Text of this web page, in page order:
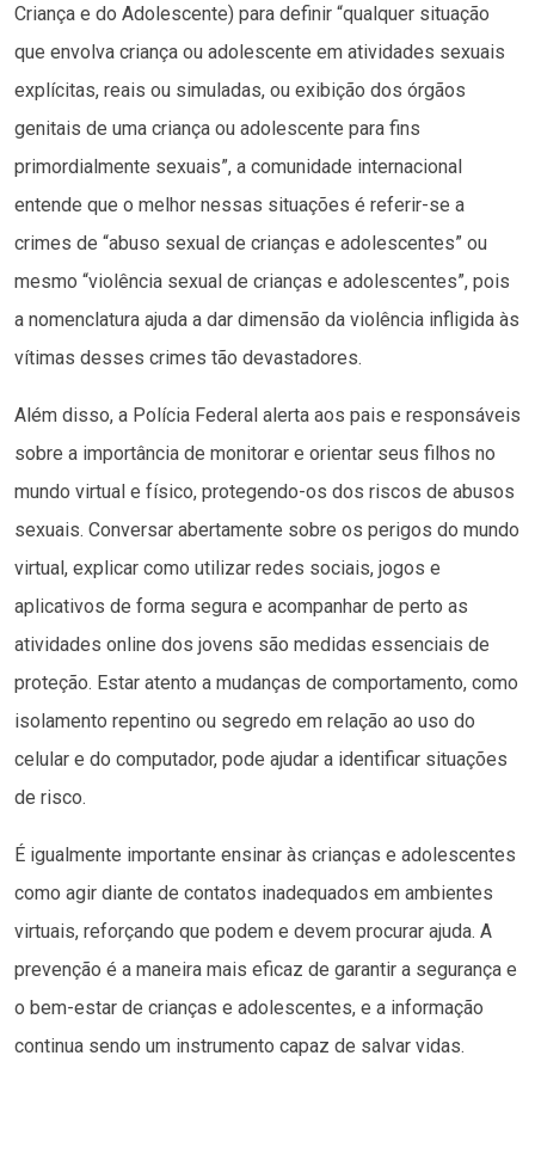
Criança e do Adolescente) para definir “qualquer situação
que envolva criança ou adolescente em atividades sexuais
explícitas, reais ou simuladas, ou exibição dos órgãos
genitais de uma criança ou adolescente para fins
primordialmente sexuais”, a comunidade internacional
entende que o melhor nessas situações é referir-se a
crimes de “abuso sexual de crianças e adolescentes” ou
mesmo “violência sexual de crianças e adolescentes”, pois
a nomenclatura ajuda a dar dimensão da violência infligida às
vítimas desses crimes tão devastadores.
Além disso, a Polícia Federal alerta aos pais e responsáveis
sobre a importância de monitorar e orientar seus filhos no
mundo virtual e físico, protegendo-os dos riscos de abusos
sexuais. Conversar abertamente sobre os perigos do mundo
virtual, explicar como utilizar redes sociais, jogos e
aplicativos de forma segura e acompanhar de perto as
atividades online dos jovens são medidas essenciais de
proteção. Estar atento a mudanças de comportamento, como
isolamento repentino ou segredo em relação ao uso do
celular e do computador, pode ajudar a identificar situações
de risco.
É igualmente importante ensinar às crianças e adolescentes
como agir diante de contatos inadequados em ambientes
virtuais, reforçando que podem e devem procurar ajuda. A
prevenção é a maneira mais eficaz de garantir a segurança e
o bem-estar de crianças e adolescentes, e a informação
continua sendo um instrumento capaz de salvar vidas.